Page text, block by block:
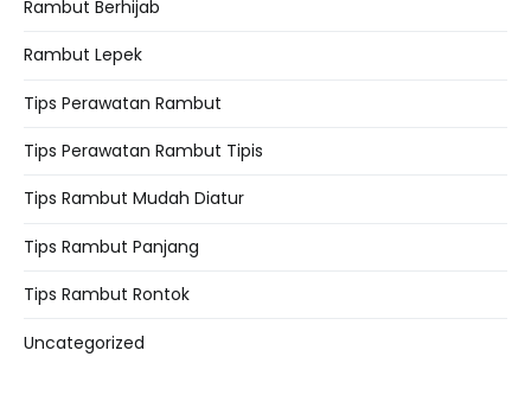
Rambut Berhijab
Rambut Lepek
Tips Perawatan Rambut
Tips Perawatan Rambut Tipis
Tips Rambut Mudah Diatur
Tips Rambut Panjang
Tips Rambut Rontok
Uncategorized